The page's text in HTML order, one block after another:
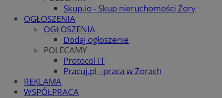
Skup.io - Skup nieruchomości Żory
OGŁOSZENIA
OGŁOSZENIA
Dodaj ogłoszenie
POLECAMY
Protocol IT
Pracuj.pl - praca w Żorach
REKLAMA
WSPÓŁPRACA